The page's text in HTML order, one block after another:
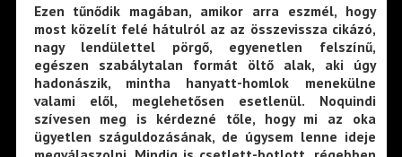
Ezen tűnődik magában, amikor arra eszmél, hogy
most közelít felé hátulról az az összevissza cikázó,
nagy lendülettel pörgő, egyenetlen felszínű,
egészen szabálytalan formát öltő alak, aki úgy
hadonászik, mintha hanyatt-homlok menekülne
valami elől, meglehetősen esetlenül. Noquindi
szívesen meg is kérdezné tőle, hogy mi az oka
ügyetlen száguldozásának, de úgysem lenne ideje